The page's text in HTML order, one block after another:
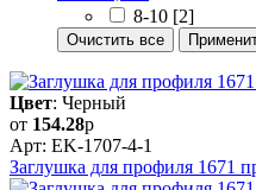
8-10 [2]
Очистить все
Цвет: Черный
от 154.28р
Арт: EK-1707-4-1
Заглушка для профиля 1671